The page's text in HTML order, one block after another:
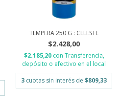
TEMPERA 250 G : CELESTE
$2.428,00
$2.185,20 con Transferencia,
depósito o efectivo en el local
3 cuotas sin interés de $809,33